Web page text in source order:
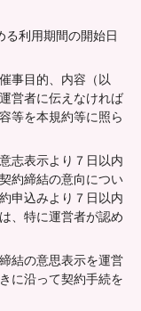
る利用期間の開始日
事目的、内容（以
営者に伝えなければ
等を本規約等に照ら
志表示より７日以内
約締結の意向につい
申込みより７日以内
、特に運営者が認め
結の意思表示を運営
に沿って契約手続を